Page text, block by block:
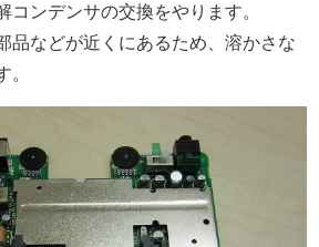
コンデンサの交換をやります。
品などが近くにあるため、溶かさな
。